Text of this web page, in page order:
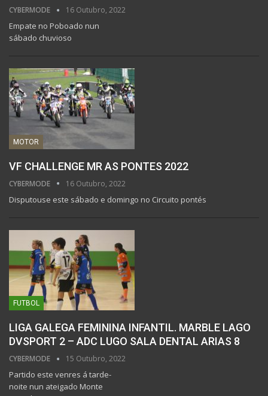
CYBERMODE 16 Outubro, 2022
Empate no Poboado nun
sábado chuvioso
MOTOR
VF CHALLENGE MR AS PONTES 2022
CYBERMODE 16 Outubro, 2022
Disputouse este sábado e domingo no Circuito pontés
FUTBOL
LIGA GALEGA FEMININA INFANTIL. MARBLE LAGO
DVSPORT 2 – ADC LUGO SALA DENTAL ARIAS 8
CYBERMODE 15 Outubro, 2022
Partido este venres á tarde-
noite nun ateigado Monte